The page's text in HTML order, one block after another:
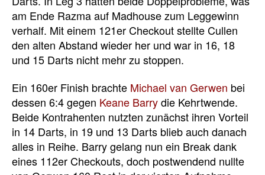
am Ende Razma auf Madhouse zum Leggewinn
verhalf. Mit einem 121er Checkout stellte Cullen
den alten Abstand wieder her und war in 16, 18
und 15 Darts nicht mehr zu stoppen.
Ein 160er Finish brachte Michael van Gerwen bei
dessen 6:4 gegen Keane Barrydie Kehrtwende.
Beide Kontrahenten nutzten zunächst ihren Vorteil
in 14 Darts, in 19 und 13 Darts blieb auch danach
alles in Reihe. Barry gelang nun ein Break dank
eines 112er Checkouts, doch postwendend nullte